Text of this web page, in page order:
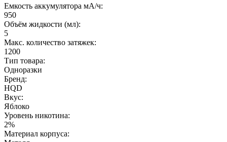
Емкость аккумулятора мА/ч:
950
Объём жидкости (мл):
5
Макс. количество затяжек:
1200
Тип товара:
Одноразки
Бренд:
HQD
Вкус:
Яблоко
Уровень никотина:
2%
Материал корпуса: